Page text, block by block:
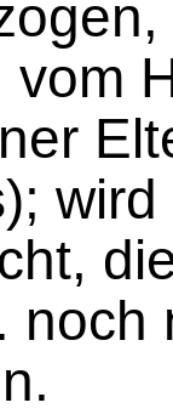
vom
noch